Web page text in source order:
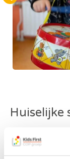
Huiselijke
niet meer
invulling van